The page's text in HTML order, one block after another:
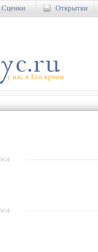
Сценки Открытки